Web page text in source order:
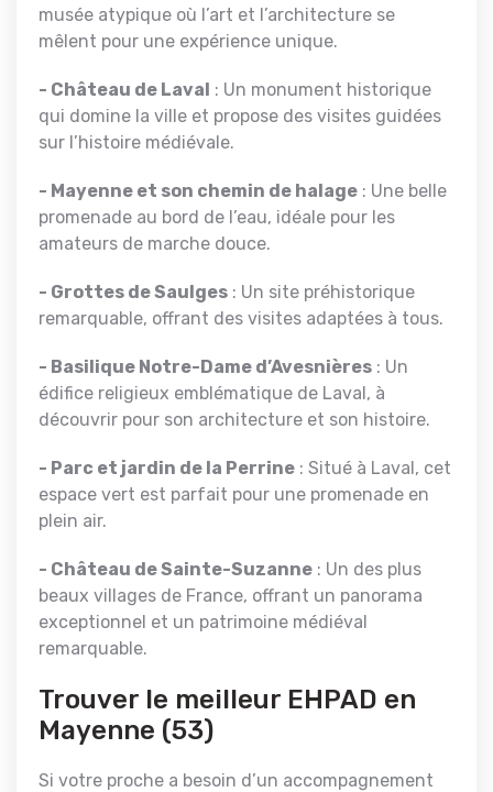
musée atypique où l’art et l’architecture se
mêlent pour une expérience unique.
- Château de Laval : Un monument historique
qui domine la ville et propose des visites guidées
sur l’histoire médiévale.
- Mayenne et son chemin de halage : Une belle
promenade au bord de l’eau, idéale pour les
amateurs de marche douce.
- Grottes de Saulges : Un site préhistorique
remarquable, offrant des visites adaptées à tous.
- Basilique Notre-Dame d’Avesnières : Un
édifice religieux emblématique de Laval, à
découvrir pour son architecture et son histoire.
- Parc et jardin de la Perrine : Situé à Laval, cet
espace vert est parfait pour une promenade en
plein air.
- Château de Sainte-Suzanne : Un des plus
beaux villages de France, offrant un panorama
exceptionnel et un patrimoine médiéval
remarquable.
Trouver le meilleur EHPAD en
Mayenne (53)
Si votre proche a besoin d’un accompagnement